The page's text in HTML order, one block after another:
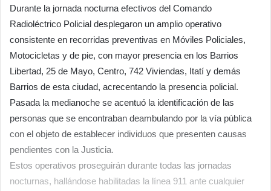
Durante la jornada nocturna efectivos del Comando
Radioléctrico Policial desplegaron un amplio operativo
consistente en recorridas preventivas en Móviles Policiales,
Motocicletas y de pie, con mayor presencia en los Barrios
Libertad, 25 de Mayo, Centro, 742 Viviendas, Itatí y demás
Barrios de esta ciudad, acrecentando la presencia policial.
Pasada la medianoche se acentuó la identificación de las
personas que se encontraban deambulando por la vía pública
con el objeto de establecer individuos que presenten causas
pendientes con la Justicia.
Estos operativos proseguirán durante todas las jornadas
nocturnas, hallándose habilitadas la línea 911 ante cualquier